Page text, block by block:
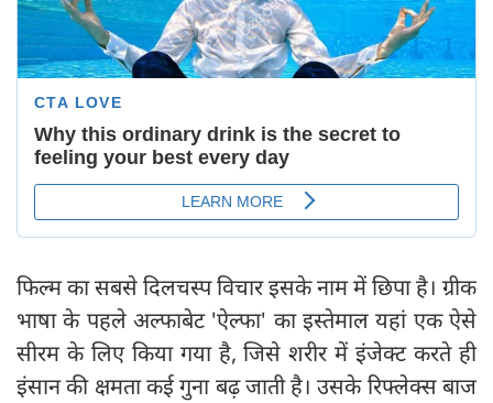
फिल्म का सबसे दिलचस्प विचार इसके नाम में छिपा है। ग्रीक
भाषा के पहले अल्फाबेट 'ऐल्फा' का इस्तेमाल यहां एक ऐसे
सीरम के लिए किया गया है, जिसे शरीर में इंजेक्ट करते ही
इंसान की क्षमता कई गुना बढ़ जाती है। उसके रिफ्लेक्स बाज